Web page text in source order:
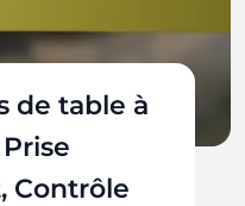
de table à
Contrôle